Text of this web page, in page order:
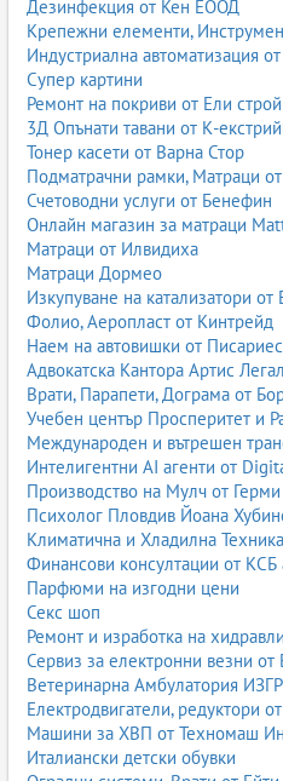
Дезинфекция от Кен ЕООД
Крепежни елементи,
Индустриална автоматизация
Супер картини
Ремонт на покриви от Ели
3Д Опънати тавани от К-
Тонер касети от Варна Стор
Подматрачни рамки, Матраци
Счетоводни услуги от Бенефин
Онлайн магазин за матраци
Матраци от Илвидиха
Матраци Дормео
Изкупуване на катализатори от
Фолио, Аеропласт от Кинтрейд
Наем на автовишки от Писариес
Адвокатска Кантора Артис Легал
Врати, Парапети, Дограма от
Учебен център Просперитет и
Международен и вътрешен
Интелигентни AI агенти от
Производство на Мулч от Герми
Психолог Пловдив Йоана
Климатична и Хладилна
Финансови консултации от КСБ
Парфюми на изгодни цени
Секс шоп
Ремонт и изработка на
Сервиз за електронни везни от
Ветеринарна Амбулатория
Електродвигатели, редуктори
Машини за ХВП от Техномаш
Италиански детски обувки